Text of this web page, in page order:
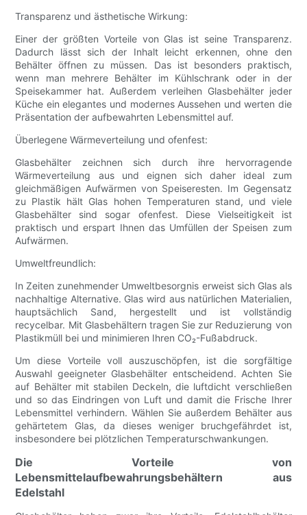
Transparenz und ästhetische Wirkung:
Einer der größten Vorteile von Glas ist seine Transparenz.
Dadurch lässt sich der Inhalt leicht erkennen, ohne den
Behälter öffnen zu müssen. Das ist besonders praktisch,
wenn man mehrere Behälter im Kühlschrank oder in der
Speisekammer hat. Außerdem verleihen Glasbehälter jeder
Küche ein elegantes und modernes Aussehen und werten die
Präsentation der aufbewahrten Lebensmittel auf.
Überlegene Wärmeverteilung und ofenfest:
Glasbehälter zeichnen sich durch ihre hervorragende
Wärmeverteilung aus und eignen sich daher ideal zum
gleichmäßigen Aufwärmen von Speiseresten. Im Gegensatz
zu Plastik hält Glas hohen Temperaturen stand, und viele
Glasbehälter sind sogar ofenfest. Diese Vielseitigkeit ist
praktisch und erspart Ihnen das Umfüllen der Speisen zum
Aufwärmen.
Umweltfreundlich:
In Zeiten zunehmender Umweltbesorgnis erweist sich Glas als
nachhaltige Alternative. Glas wird aus natürlichen Materialien,
hauptsächlich Sand, hergestellt und ist vollständig
recycelbar. Mit Glasbehältern tragen Sie zur Reduzierung von
Plastikmüll bei und minimieren Ihren CO₂-Fußabdruck.
Um diese Vorteile voll auszuschöpfen, ist die sorgfältige
Auswahl geeigneter Glasbehälter entscheidend. Achten Sie
auf Behälter mit stabilen Deckeln, die luftdicht verschließen
und so das Eindringen von Luft und damit die Frische Ihrer
Lebensmittel verhindern. Wählen Sie außerdem Behälter aus
gehärtetem Glas, da dieses weniger bruchgefährdet ist,
insbesondere bei plötzlichen Temperaturschwankungen.
Die Vorteile von
Lebensmittelaufbewahrungsbehältern aus
Edelstahl